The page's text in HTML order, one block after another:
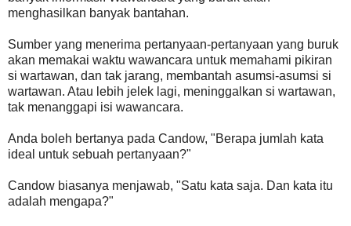
menghasilkan banyak bantahan.
Sumber yang menerima pertanyaan-pertanyaan yang buruk
akan memakai waktu wawancara untuk memahami pikiran
si wartawan, dan tak jarang, membantah asumsi-asumsi si
wartawan. Atau lebih jelek lagi, meninggalkan si wartawan,
tak menanggapi isi wawancara.
Anda boleh bertanya pada Candow, "Berapa jumlah kata
ideal untuk sebuah pertanyaan?"
Candow biasanya menjawab, "Satu kata saja. Dan kata itu
adalah mengapa?"